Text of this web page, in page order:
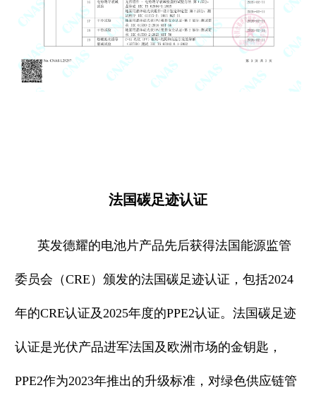
法国碳足迹认证
英发德耀的电池片产品先后获得法国能源监管
委员会（CRE）颁发的法国碳足迹认证，包括2024
年的CRE认证及2025年度的PPE2认证。法国碳足迹
认证是光伏产品进军法国及欧洲市场的金钥匙，
PPE2作为2023年推出的升级标准，对绿色供应链管